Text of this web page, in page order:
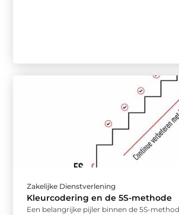
Zakelijke Dienstverlening
Kleurcodering en de 5S-methode
Een belangrijke pijler binnen de 5S-